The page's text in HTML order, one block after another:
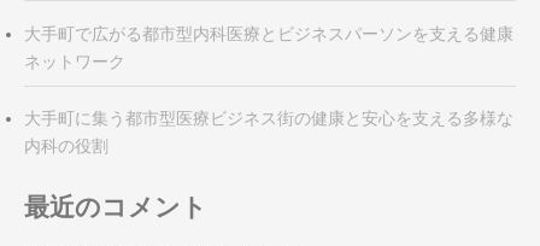
大手町で広がる都市型内科医療とビジネスパーソンを支える健康
ネットワーク
大手町に集う都市型医療ビジネス街の健康と安心を支える多様な
内科の役割
最近のコメント